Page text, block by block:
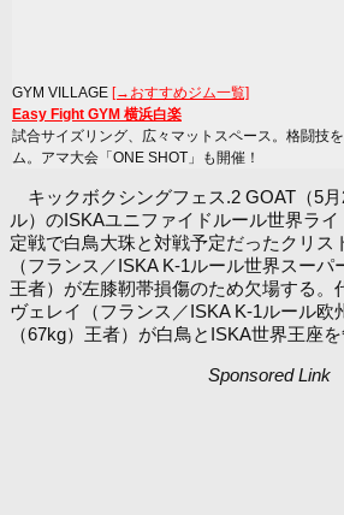
GYM VILLAGE [→おすすめジム一覧]
Easy Fight GYM 横浜白楽
試合サイズリング、広々マットスペース。格闘技
ム。アマ大会「ONE SHOT」も開催！
キックボクシングフェス.2 GOAT（5
ル）のISKAユニファイドルール世界ラ
定戦で白鳥大珠と対戦予定だったクリス
（フランス／ISKA K-1ルール世界スーパ
王者）が左膝靭帯損傷のため欠場する。
ヴェレイ（フランス／ISKA K-1ルール欧
（67kg）王者）が白鳥とISKA世界王座を
Sponsored Link